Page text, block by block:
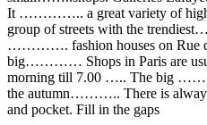
It ………….. a great variety of high
group of streets with the
…………. fashion houses on Rue
big………… Shops in Paris are
morning till 7.00 ….. The big
the autumn……….. There is
and pocket. Fill in the gaps